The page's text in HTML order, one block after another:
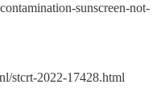
sunscreen-not-
stcrt-2022-17428.html